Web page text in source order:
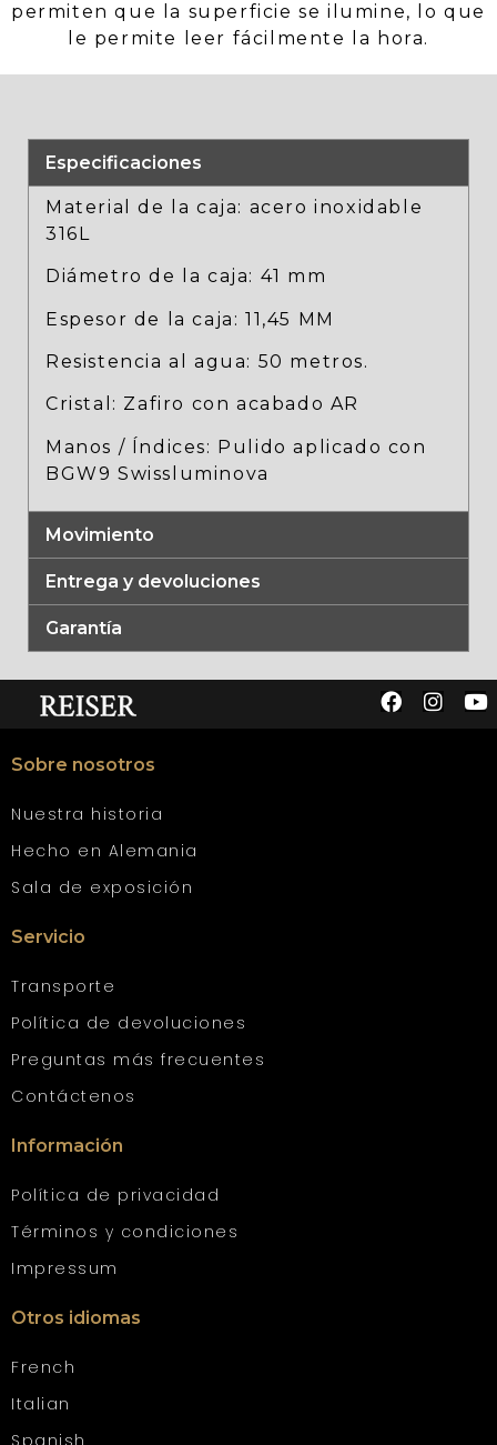
permiten que la superficie se ilumine, lo que
le permite leer fácilmente la hora.
Especificaciones
Material de la caja: acero inoxidable
316L
Diámetro de la caja: 41 mm
Espesor de la caja: 11,45 MM
Resistencia al agua: 50 metros.
Cristal: Zafiro con acabado AR
Manos / Índices: Pulido aplicado con
BGW9 Swissluminova
Movimiento
Entrega y devoluciones
Garantía
Sobre nosotros
Nuestra historia
Hecho en Alemania
Sala de exposición
Servicio
Transporte
Política de devoluciones
Preguntas más frecuentes
Contáctenos
Información
Política de privacidad
Términos y condiciones
Impressum
Otros idiomas
French
Italian